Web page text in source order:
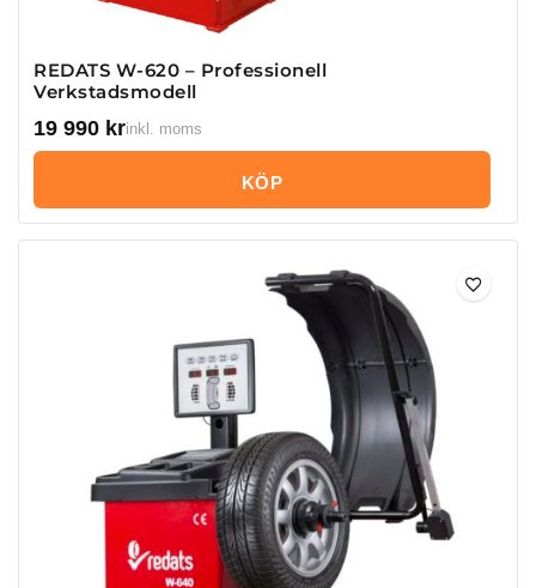
REDATS W-620 – Professionell
Verkstadsmodell
19 990 krinkl. moms
KÖP